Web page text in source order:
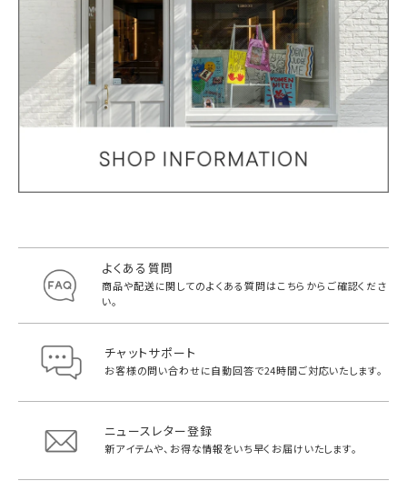
よくある質問
商品や配送に関してのよくある質問はこちらからご確認くださ
い。
チャットサポート
お客様の問い合わせに自動回答で24時間ご対応いたします。
ニュースレター登録
新アイテムや、お得な情報をいち早く お届けいたします。